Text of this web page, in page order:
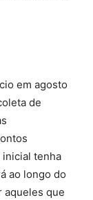
em agosto
de
inicial tenha
ao longo do
aqueles que